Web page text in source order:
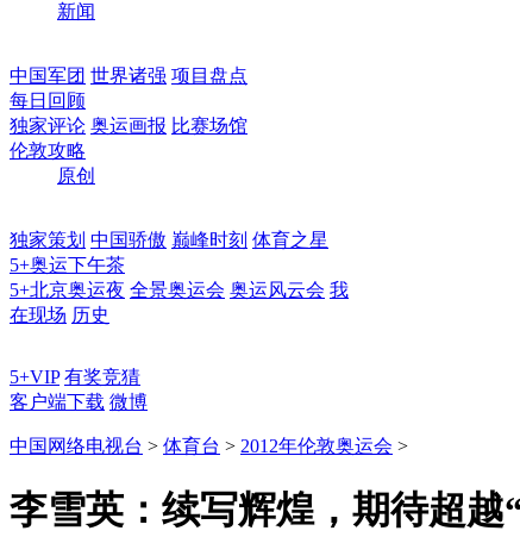
新闻
中国军团 世界诸强 项目盘点
每日回顾
独家评论 奥运画报 比赛场馆
伦敦攻略
原创
独家策划 中国骄傲 巅峰时刻 体育之星
5+奥运下午茶
5+北京奥运夜 全景奥运会 奥运风云会 我
在现场 历史
5+VIP 有奖竞猜
客户端下载 微博
中国网络电视台 > 体育台 > 2012年伦敦奥运会 >
李雪英：续写辉煌，期待超越